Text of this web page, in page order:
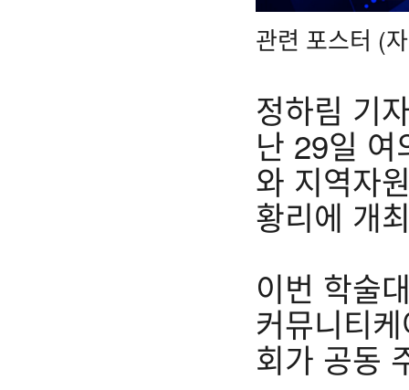
관련 포스터 (
정하림 기
난 29일 여
와 지역자
황리에 개
이번 학술
커뮤니티
회가 공동